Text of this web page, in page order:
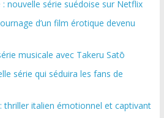
: nouvelle série suédoise sur Netflix
d’un film érotique devenu
musicale avec Takeru Satō
série qui séduira les fans de
thriller italien émotionnel et captivant